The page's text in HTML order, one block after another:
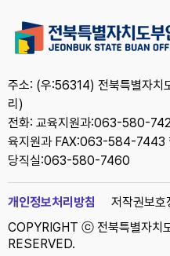
주소: (우:56314) 전북특별자치
리)
전화: 교육지원과:063-580-
육지원과 FAX:063-584-7443
당직실:063-580-7460
개인정보처리방침 저작권보호
COPYRIGHT ⓒ 전북특별자치
RESERVED.